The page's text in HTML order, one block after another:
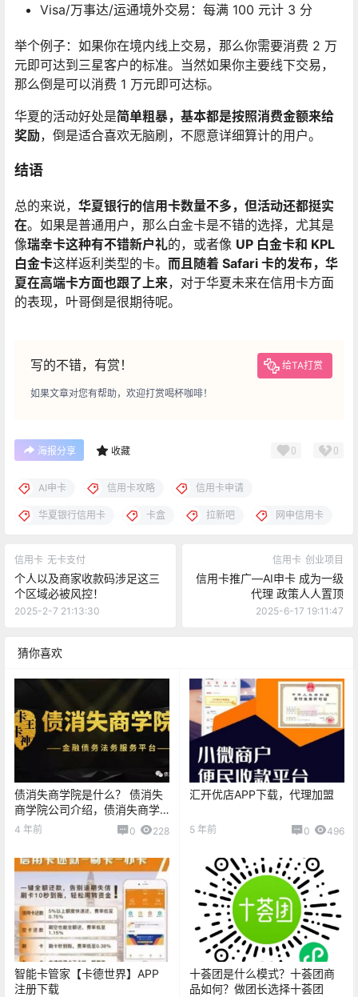
Visa/万事达/运通境外交易：每满 100 元计 3 分
举个例子：如果你在境内线上交易，那么你需要消费 2 万
元即可达到三星客户的标准。当然如果你主要线下交易，
那么倒是可以消费 1 万元即可达标。
华夏的活动好处是简单粗暴，基本都是按照消费金额来给
奖励，倒是适合喜欢无脑刷，不愿意详细算计的用户。
结语
总的来说， 华夏银行的信用卡数量不多，但活动还都挺实
在。如果是普通用户，那么白金卡是不错的选择，尤其是
像瑞幸卡这种有不错新户礼的，或者像 UP 白金卡和 KPL
白金卡这样返利类型的卡。 而且随着 Safari 卡的发布，华
夏在高端卡方面也跟了上来，对于华夏未来在信用卡方面
的表现，叶哥倒是很期待呢。
写的不错，有赏！ 给TA打赏
如果文章对您有帮助，欢迎打赏喝杯咖啡！
海报分享 收藏 0 0
AI申卡 信用卡攻略 信用卡申请
华夏银行信用卡 卡盒 拉新吧 网申信用卡
信用卡 无卡支付
个人以及商家收款码涉足这三
个区域必被风控！
2025-2-7 21:13:30
信用卡 创业项目
信用卡推广—AI申卡 成为一级
代理 政策人人置顶
2025-6-17 19:11:47
猜你喜欢
债消失商学院是什么？ 债消失
商学院公司介绍，债消失商学
院怎么注册！
4 年前 0 228
汇开优店APP下载，代理加盟
5 年前 0 496
智能卡管家【卡德世界】APP
注册下载
十荟团是什么模式？十荟团商
品如何？做团长选择十荟团